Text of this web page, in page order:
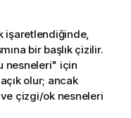
işaretlendiğinde,
bir başlık çizilir.
nesneleri" için
olur; ancak
çizgi/ok nesneleri